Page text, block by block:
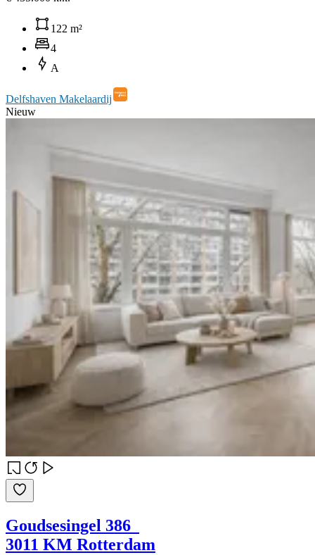
122 m²
4
A
Delfshaven Makelaardij
Nieuw
Goudsesingel 386
3011 KM Rotterdam